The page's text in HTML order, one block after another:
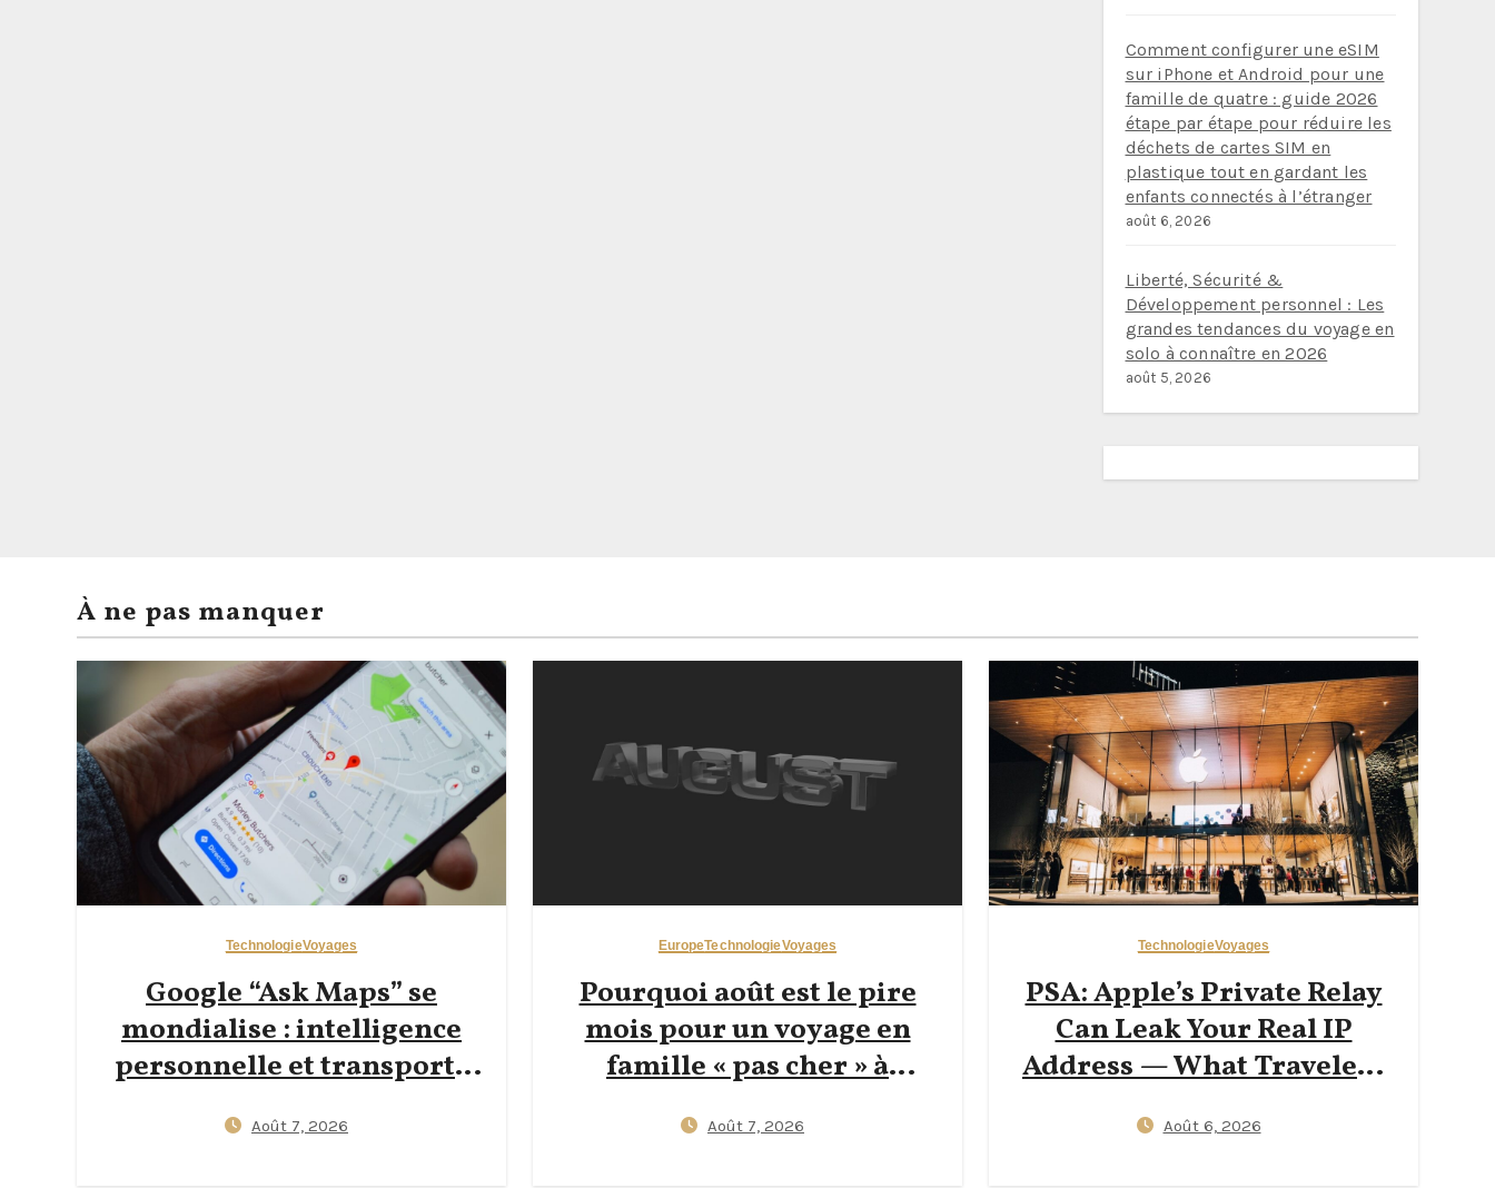
Comment configurer une eSIM
sur iPhone et Android pour une
famille de quatre : guide 2026
étape par étape pour réduire les
déchets de cartes SIM en
plastique tout en gardant les
enfants connectés à l’étranger
août 6, 2026
Liberté, Sécurité &
Développement personnel : Les
grandes tendances du voyage en
solo à connaître en 2026
août 5, 2026
À ne pas manquer
TechnologieVoyages
Google “Ask Maps” se
mondialise : intelligence
personnelle et transports
voyageurs
Août 7, 2026
EuropeTechnologieVoyages
Pourquoi août est le pire
mois pour un voyage en
famille « pas cher » à
réserver début juin ou fin
Août 7, 2026
TechnologieVoyages
PSA: Apple’s Private Relay
Can Leak Your Real IP
Address — What Travelers
Août 6, 2026